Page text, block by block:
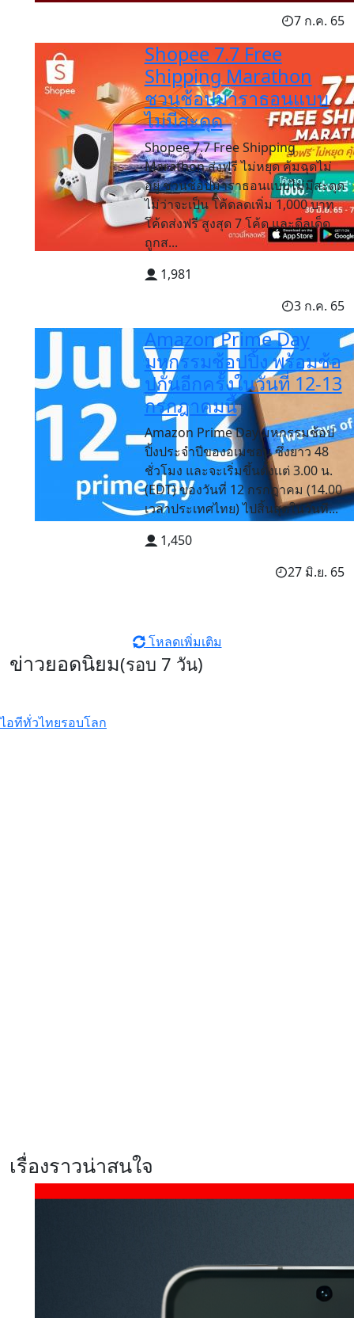
7 ก.ค. 65
Shopee 7.7 Free
Shipping Marathon​
ชวนช้อปมาราธอนแบบ
ไม่มีสะดุด
Shopee 7.7 Free Shipping
Marathon ส่งฟรี ไม่หยุด คุ้มฉุดไม่
อยู่ ชวนช้อปมาราธอนแบบไม่มีสะดุด
ไม่ว่าจะเป็น โค้ดลดเพิ่ม 1,000 บาท
โค้ดส่งฟรี สูงสุด 7 โค้ด และดีลเด็ด
ถูกส...
1,981
3 ก.ค. 65
Amazon Prime Day
มหกรรมช้อปปิ้ง พร้อมช้อ
ปกันอีกครั้งในวันที่ 12-13
กรกฎาคมนี้
Amazon Prime Day มหกรรมช้อป
ปิ้งประจำปีของอเมซอน ซึ่งยาว 48
ชั่วโมง และจะเริ่มขึ้นตั้งแต่ 3.00 น.
(EDT) ของวันที่ 12 กรกฎาคม (14.00
เวลาประเทศไทย) ไปสิ้นสุดในวันที...
1,450
27 มิ.ย. 65
โหลดเพิ่มเติม
ข่าวยอดนิยม(รอบ 7 วัน)
ไอทีทั่วไทยรอบโลก
เรื่องราวน่าสนใจ